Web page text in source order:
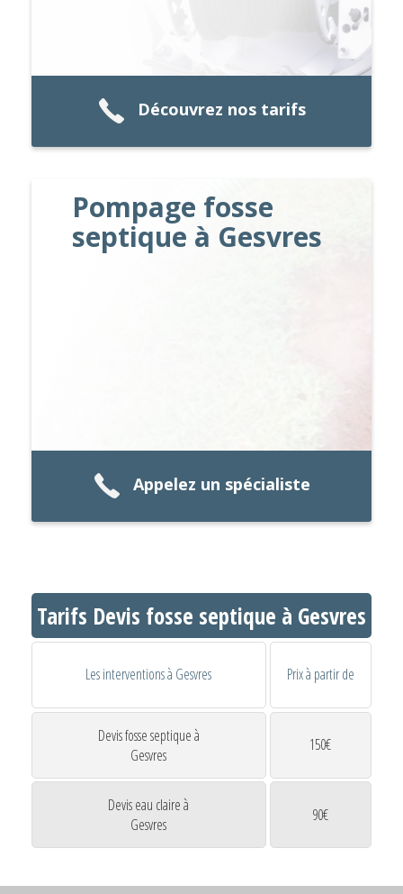
Découvrez nos tarifs
Pompage fosse
septique à Gesvres
Appelez un spécialiste
Tarifs Devis fosse septique à Gesvres
Les interventions à Gesvres Prix à partir de
Devis fosse septique à
Gesvres
150€
Devis eau claire à
Gesvres
90€